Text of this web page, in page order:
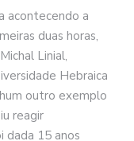
acontecendo a
duas horas,
Linial,
Hebraica
outro exemplo
reagir
dada 15 anos